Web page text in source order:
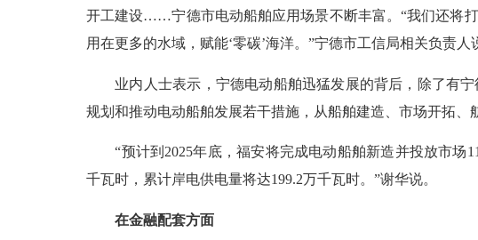
开工建设……宁德市电动船舶应用场景不断丰富。“我们还将
用在更多的水域，赋能‘零碳’海洋。”宁德市工信局相关负责人
业内人士表示，宁德电动船舶迅猛发展的背后，除了有宁
规划和推动电动船舶发展若干措施，从船舶建造、市场开拓
“预计到2025年底，福安将完成电动船舶新造并投放市场
千瓦时，累计岸电供电量将达199.2万千瓦时。”谢华说。
在金融配套方面